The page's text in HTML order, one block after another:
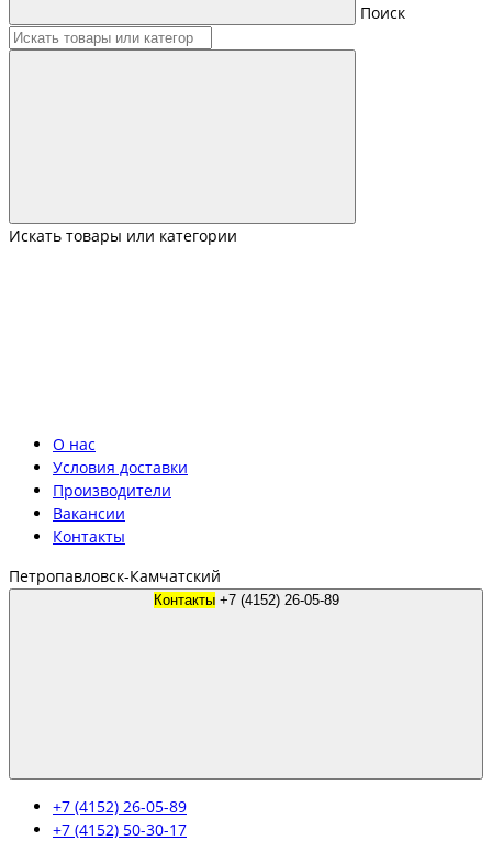
Поиск
Искать товары или категории
О нас
Условия доставки
Производители
Вакансии
Контакты
Петропавловск-Камчатский
Контакты +7 (4152) 26-05-89
+7 (4152) 26-05-89
+7 (4152) 50-30-17